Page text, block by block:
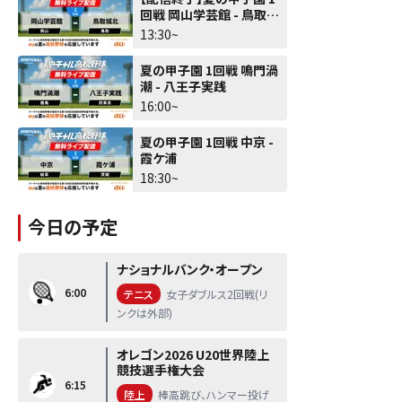
回戦 岡山学芸館 - 鳥取城
北
13:30~
夏の甲子園 1回戦 鳴門渦
潮 - 八王子実践
16:00~
夏の甲子園 1回戦 中京 -
霞ケ浦
18:30~
今日の予定
6:00
ナショナルバンク・オープン
テニス
女子ダブルス2回戦(リ
ンクは外部)
6:15
オレゴン2026 U20世界陸上
競技選手権大会
陸上
棒高跳び、ハンマー投げ